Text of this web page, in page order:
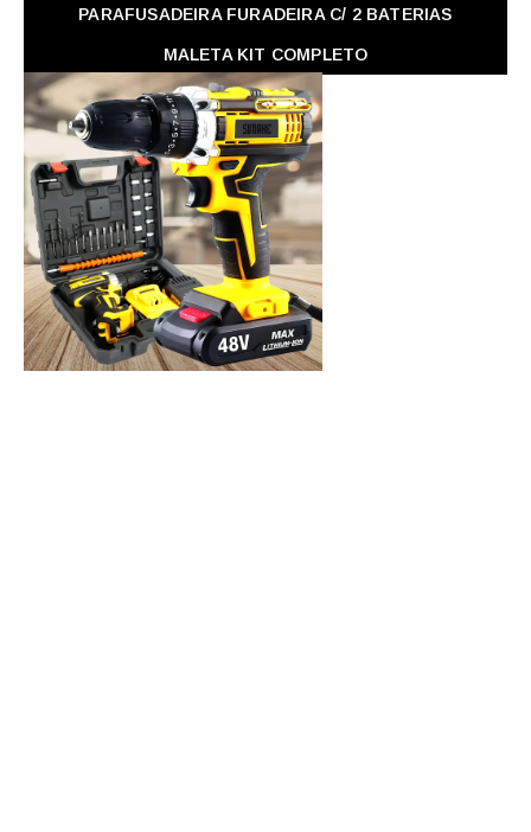
PARAFUSADEIRA FURADEIRA C/ 2 BATERIAS
MALETA KIT COMPLETO